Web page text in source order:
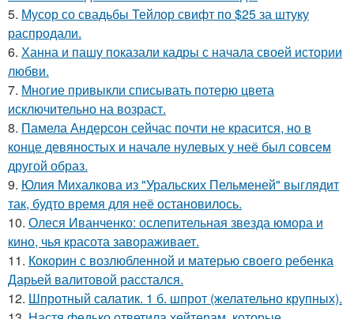
5. Мусор со свадьбы Тейлор свифт по $25 за штуку
распродали.
6. Ханна и пашу показали кадры с начала своей истории
любви.
7. Многие привыкли списывать потерю цвета
исключительно на возраст.
8. Памела Андерсон сейчас почти не красится, но в
конце девяностых и начале нулевых у неё был совсем
другой образ.
9. Юлия Михалкова из "Уральских Пельменей" выглядит
так, будто время для неё остановилось.
10. Олеся Иванченко: ослепительная звезда юмора и
кино, чья красота завораживает.
11. Кокорин с возлюбленной и матерью своего ребенка
Дарьей валитовой расстался.
12. Шпротный салатик. 1 б. шпрот (желательно крупных).